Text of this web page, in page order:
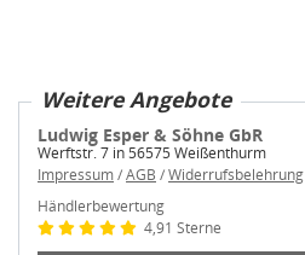
Weitere Angebote
Ludwig Esper & Söhne GbR
Werftstr. 7 in 56575 Weißenthurm
Impressum/AGB /Widerrufsbelehrung
Händlerbewertung
4,91 Sterne